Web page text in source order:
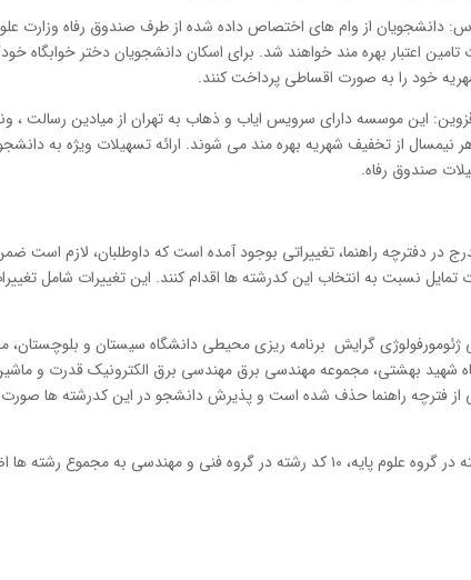
دانشجویان از وام های اختصاص داده شده از طرف صندوق رفاه وزارت
اعتبار بهره مند خواهند شد. برای اسكان دانشجویان دختر خوابگاه
خود را به صورت اقساطی پرداخت کنند.
این موسسه دارای سرویس ایاب و ذهاب به تهران از میادین رسالت
نیمسال از تخفیف شهریه بهره مند می شوند. ارائه تسهیلات ویژه به
صندوق رفاه.
دفترچه راهنما، تغییراتی بوجود آمده است كه داوطلبان، لازم است
تمایل نسبت به انتخاب این كدرشته ها اقدام کنند. این تغییرات شامل
گرایش برنامه ریزی محیطی دانشگاه سیستان و بلوچستان،
شهید بهشتی، مجموعه مهندسی برق مهندسی برق الكترونیك قدرت و
از فترچه راهنما حذف شده است و پذیرش دانشجو در این كدرشته ها